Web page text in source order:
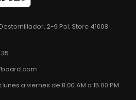
2-9 Pol. Store 41008
lunes a viernes de 8:00 AM a 15:00 PM